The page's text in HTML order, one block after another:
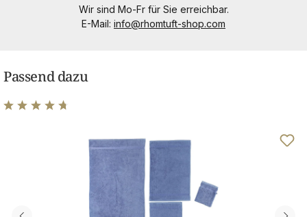
Wir sind Mo-Fr für Sie erreichbar.
E-Mail: info@rhomtuft-shop.com
Passend dazu